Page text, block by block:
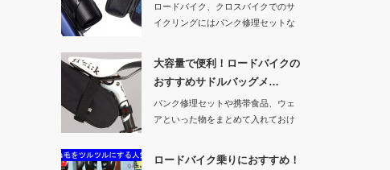
ロードバイク、クロスバイクでのサ
イクリングにはパンク修理セットな
大容量で便利！ロードバイクの
おすすめサドルバッグメ…
パンク修理セットや携帯食品、ウェ
アといった物をまとめて入れておけ
ロードバイク乗りにおすすめ！